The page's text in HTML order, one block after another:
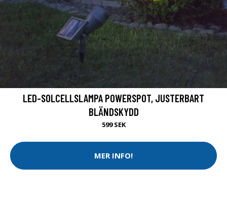
LED-SOLCELLSLAMPA POWERSPOT, JUSTERBART
BLÄNDSKYDD
599 SEK
MER INFO!